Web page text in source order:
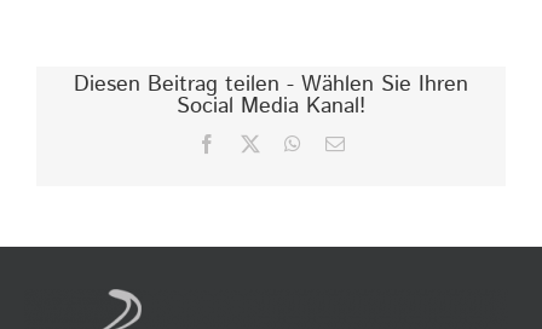
Diesen Beitrag teilen - Wählen Sie Ihren
Social Media Kanal!
Facebook WhatsApp
E-